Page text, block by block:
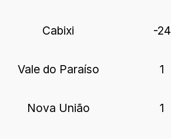
Cabixi -24
Vale do Paraíso 1
Nova União 1